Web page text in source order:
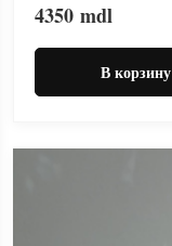
4350 mdl
В корзину